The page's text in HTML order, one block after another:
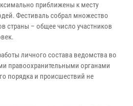
приближены к месту
Фестиваль собрал множество
страны – общее число участников
личного состава ведомства во
правоохранительными органами
порядка и происшествий не